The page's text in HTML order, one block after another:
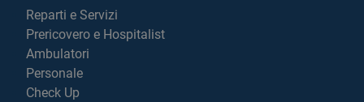
Reparti e Servizi
Prericovero e Hospitalist
Ambulatori
Personale
Check Up